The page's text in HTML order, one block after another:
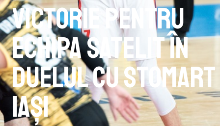
Victorie pentru
echipa satelit în
duelul cu Stomart
Iași